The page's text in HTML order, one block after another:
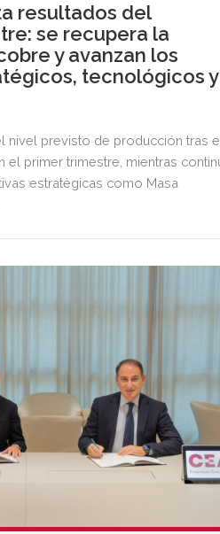
resultados del
se recupera la
y avanzan los
tecnológicos y
nivel previsto de producción tras
el primer trimestre, mientras
estratégicas como Masa